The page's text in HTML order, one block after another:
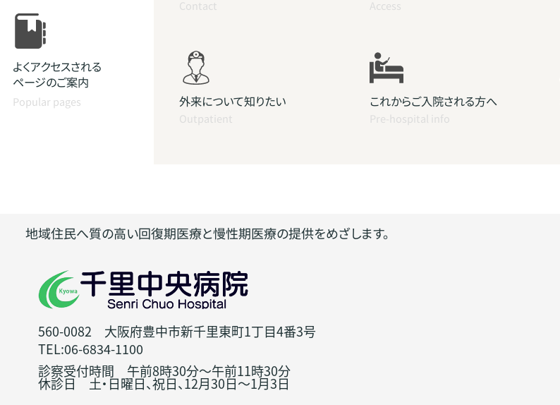
よくアクセスされる
ページのご案内
Popular pages
Contact Access
外来について知りたい
Outpatient
これからご入院される方へ
Pre-hospital info
地域住民へ質の高い回復期医療と慢性期医療の提供をめざします。
560-0082 大阪府豊中市新千里東町1丁目4番3号
TEL:06-6834-1100
診察受付時間 午前8時30分～午前11時30分
休診日 土・日曜日、祝日、12月30日～1月3日